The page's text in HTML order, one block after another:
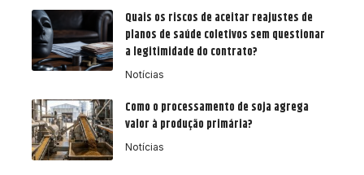
Quais os riscos de aceitar reajustes de
planos de saúde coletivos sem questionar
a legitimidade do contrato?
Notícias
Como o processamento de soja agrega
valor à produção primária?
Notícias